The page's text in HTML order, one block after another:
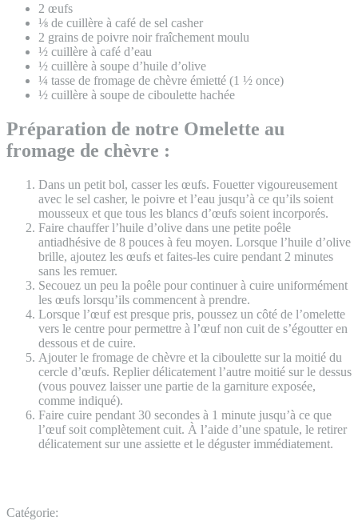
2 œufs
⅛ de cuillère à café de sel casher
2 grains de poivre noir fraîchement moulu
½ cuillère à café d’eau
½ cuillère à soupe d’huile d’olive
¼ tasse de fromage de chèvre émietté (1 ½ once)
½ cuillère à soupe de ciboulette hachée
Préparation de notre Omelette au
fromage de chèvre :
Dans un petit bol, casser les œufs. Fouetter vigoureusement
avec le sel casher, le poivre et l’eau jusqu’à ce qu’ils soient
mousseux et que tous les blancs d’œufs soient incorporés.
Faire chauffer l’huile d’olive dans une petite poêle
antiadhésive de 8 pouces à feu moyen. Lorsque l’huile d’olive
brille, ajoutez les œufs et faites-les cuire pendant 2 minutes
sans les remuer.
Secouez un peu la poêle pour continuer à cuire uniformément
les œufs lorsqu’ils commencent à prendre.
Lorsque l’œuf est presque pris, poussez un côté de l’omelette
vers le centre pour permettre à l’œuf non cuit de s’égoutter en
dessous et de cuire.
Ajouter le fromage de chèvre et la ciboulette sur la moitié du
cercle d’œufs. Replier délicatement l’autre moitié sur le dessus
(vous pouvez laisser une partie de la garniture exposée,
comme indiqué).
Faire cuire pendant 30 secondes à 1 minute jusqu’à ce que
l’œuf soit complètement cuit. À l’aide d’une spatule, le retirer
délicatement sur une assiette et le déguster immédiatement.
Catégorie: